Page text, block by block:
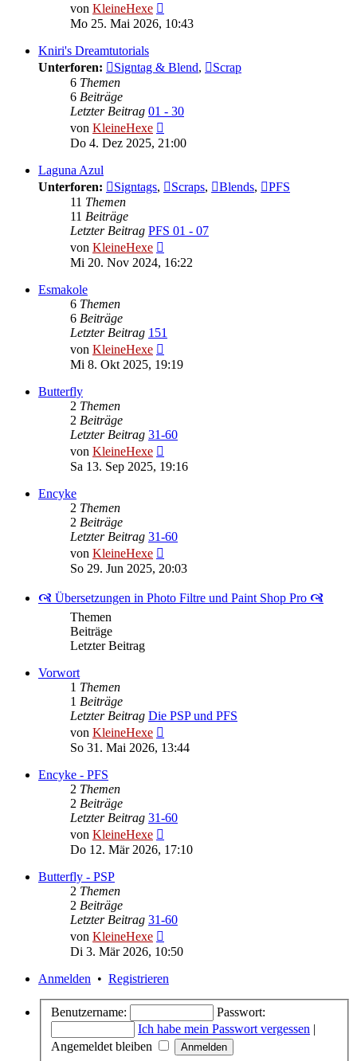
von KleineHexe
Beitrag
Mo 25. Mai 2026, 10:43
Kniri's Dreamtutorials
Unterforen:
Signtag & Blend,
Scrap
6 Themen
6 Beiträge
Letzter Beitrag 01 - 30
von KleineHexe
Beitrag
Do 4. Dez 2025, 21:00
Laguna Azul
Unterforen:
Signtags, Scraps, Blends,
PFS
11 Themen
11 Beiträge
Letzter Beitrag PFS 01 - 07
von KleineHexe
Beitrag
Mi 20. Nov 2024, 16:22
Esmakole
6 Themen
6 Beiträge
Letzter Beitrag 151
von KleineHexe
Beitrag
Mi 8. Okt 2025, 19:19
Butterfly
2 Themen
2 Beiträge
Letzter Beitrag 31-60
von KleineHexe
Beitrag
Sa 13. Sep 2025, 19:16
Encyke
2 Themen
2 Beiträge
Letzter Beitrag 31-60
von KleineHexe
Beitrag
So 29. Jun 2025, 20:03
🙧 Übersetzungen in Photo Filtre und Paint Shop Pro 🙧
Themen
Beiträge
Letzter Beitrag
Vorwort
1 Themen
1 Beiträge
Letzter Beitrag Die PSP und PFS
von KleineHexe
Beitrag
So 31. Mai 2026, 13:44
Encyke - PFS
2 Themen
2 Beiträge
Letzter Beitrag 31-60
von KleineHexe
Beitrag
Do 12. Mär 2026, 17:10
Butterfly - PSP
2 Themen
2 Beiträge
Letzter Beitrag 31-60
von KleineHexe
Beitrag
Di 3. Mär 2026, 10:50
Anmelden • Registrieren
Benutzername:
Passwort:
Ich habe mein Passwort vergessen |
Angemeldet bleiben